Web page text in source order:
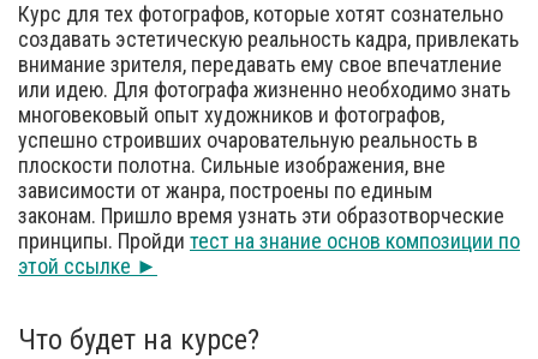
Курс для тех фотографов, которые хотят сознательно
создавать эстетическую реальность кадра, привлекать
внимание зрителя, передавать ему свое впечатление
или идею. Для фотографа жизненно необходимо знать
многовековый опыт художников и фотографов,
успешно строивших очаровательную реальность в
плоскости полотна. Сильные изображения, вне
зависимости от жанра, построены по единым
законам. Пришло время узнать эти образотворческие
принципы. Пройди тест на знание основ композиции по
этой ссылке ►
Что будет на курсе?